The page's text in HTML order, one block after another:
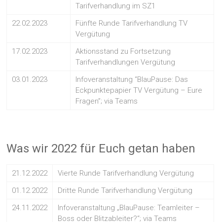
Tarifverhandlung im SZ1
22.02.2023
Fünfte Runde Tarifverhandlung TV
Vergütung
17.02.2023
Aktionsstand zu Fortsetzung
Tarifverhandlungen Vergütung
03.01.2023
Infoveranstaltung “BlauPause: Das
Eckpunktepapier TV Vergütung – Eure
Fragen”; via Teams
Was wir 2022 für Euch getan haben
21.12.2022
Vierte Runde Tarifverhandlung Vergütung
01.12.2022
Dritte Runde Tarifverhandlung Vergütung
24.11.2022
Infoveranstaltung „BlauPause: Teamleiter –
Boss oder Blitzableiter?“; via Teams